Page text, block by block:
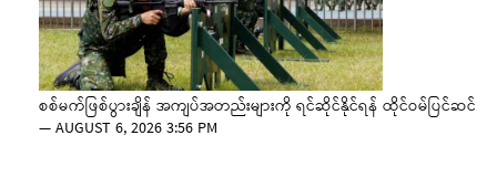
စစ်မက်ဖြစ်ပွားချိန် အကျပ်အတည်းများကို ရင်ဆိုင်နိုင်ရန် ထိုင်ဝမ်ပြင်ဆင်
—AUGUST 6, 2026 3:56 PM